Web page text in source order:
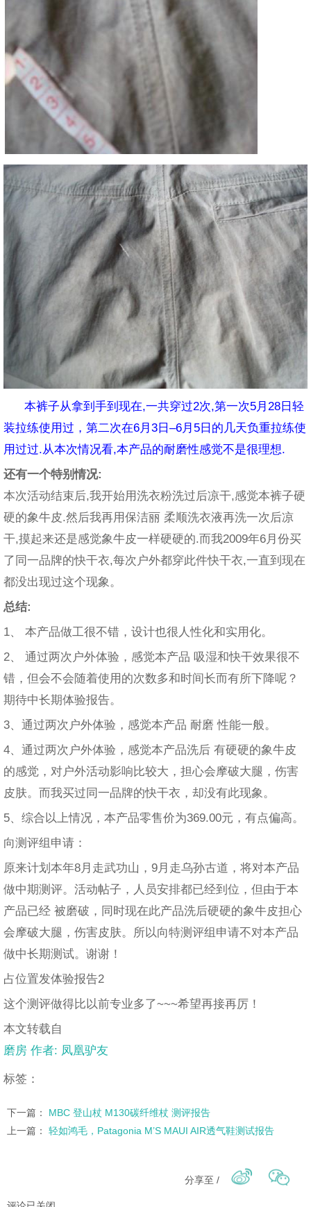
本裤子从拿到手到现在,一共穿过2次,第一次5月28日轻
装拉练使用过，第二次在6月3日–6月5日的几天负重拉练使
用过过.从本次情况看,本产品的耐磨性感觉不是很理想.
还有一个特别情况:
本次活动结束后,我开始用洗衣粉洗过后凉干,感觉本裤子硬
硬的象牛皮.然后我再用保洁丽 柔顺洗衣液再洗一次后凉
干,摸起来还是感觉象牛皮一样硬硬的.而我2009年6月份买
了同一品牌的快干衣,每次户外都穿此件快干衣,一直到现在
都没出现过这个现象。
总结:
1、 本产品做工很不错，设计也很人性化和实用化。
2、 通过两次户外体验，感觉本产品 吸湿和快干效果很不
错，但会不会随着使用的次数多和时间长而有所下降呢？
期待中长期体验报告。
3、通过两次户外体验，感觉本产品 耐磨 性能一般。
4、通过两次户外体验，感觉本产品洗后 有硬硬的象牛皮
的感觉，对户外活动影响比较大，担心会摩破大腿，伤害
皮肤。而我买过同一品牌的快干衣，却没有此现象。
5、综合以上情况，本产品零售价为369.00元，有点偏高。
向测评组申请：
原来计划本年8月走武功山，9月走乌孙古道，将对本产品
做中期测评。活动帖子，人员安排都已经到位，但由于本
产品已经 被磨破，同时现在此产品洗后硬硬的象牛皮担心
会摩破大腿，伤害皮肤。所以向特测评组申请不对本产品
做中长期测试。谢谢！
占位置发体验报告2
这个测评做得比以前专业多了~~~希望再接再厉！
本文转载自
磨房 作者: 凤凰驴友
标签：
下一篇： MBC 登山杖 M130碳纤维杖 测评报告
上一篇： 轻如鸿毛，Patagonia M’S MAUI AIR透气鞋测试报告
分享至 /